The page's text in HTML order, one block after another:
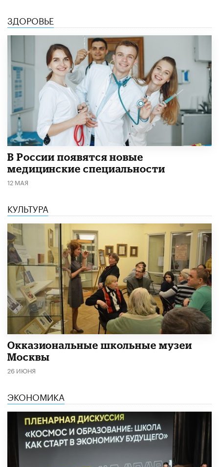
ЗДОРОВЬЕ
В России появятся новые
медицинские специальности
12 МАЯ
КУЛЬТУРА
​Окказиональные школьные музеи
Москвы
26 ИЮНЯ
ЭКОНОМИКА